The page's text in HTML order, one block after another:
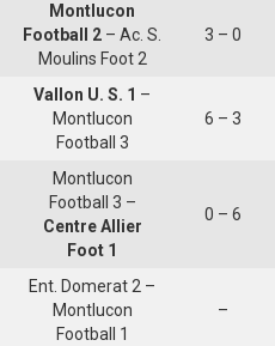
Montlucon
Football 2 – Ac. S.
Moulins Foot 2
3 – 0
Vallon U. S. 1 –
Montlucon
Football 3
6 – 3
Montlucon
Football 3 –
Centre Allier
Foot 1
0 – 6
Ent. Domerat 2 –
Montlucon
Football 1
–